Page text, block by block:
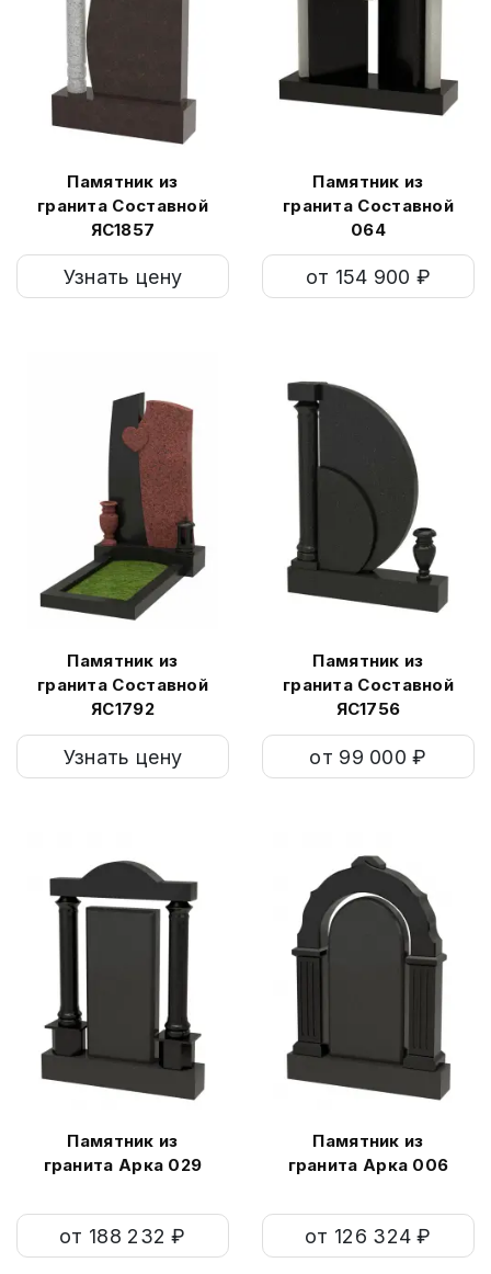
Памятник из
гранита Составной
ЯС1857
Узнать цену
Памятник из
гранита Составной
064
от 154 900 ₽
Памятник из
гранита Составной
ЯС1792
Узнать цену
Памятник из
гранита Составной
ЯС1756
от 99 000 ₽
Памятник из
гранита Арка 029
от 188 232 ₽
Памятник из
гранита Арка 006
от 126 324 ₽